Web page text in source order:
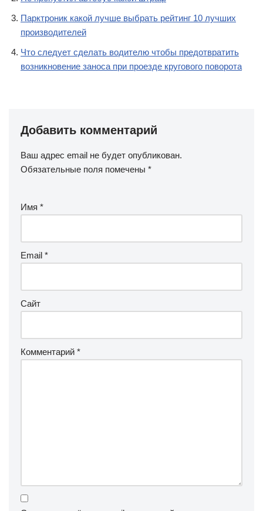
Парктроник какой лучше выбрать рейтинг 10 лучших
производителей
Что следует сделать водителю чтобы предотвратить
возникновение заноса при проезде кругового поворота
Добавить комментарий
Ваш адрес email не будет опубликован.
Обязательные поля помечены *
Имя *
Email *
Сайт
Комментарий *